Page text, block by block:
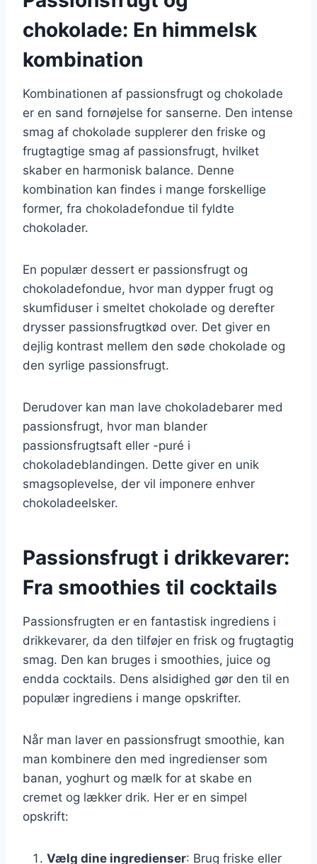
chokolade: En himmelsk
kombination
Kombinationen af passionsfrugt og chokolade
er en sand fornøjelse for sanserne. Den intense
smag af chokolade supplerer den friske og
frugtagtige smag af passionsfrugt, hvilket
skaber en harmonisk balance. Denne
kombination kan findes i mange forskellige
former, fra chokoladefondue til fyldte
chokolader.
En populær dessert er passionsfrugt og
chokoladefondue, hvor man dypper frugt og
skumfiduser i smeltet chokolade og derefter
drysser passionsfrugtkød over. Det giver en
dejlig kontrast mellem den søde chokolade og
den syrlige passionsfrugt.
Derudover kan man lave chokoladebarer med
passionsfrugt, hvor man blander
passionsfrugtsaft eller -puré i
chokoladeblandingen. Dette giver en unik
smagsoplevelse, der vil imponere enhver
chokoladeelsker.
Passionsfrugt i drikkevarer:
Fra smoothies til cocktails
Passionsfrugten er en fantastisk ingrediens i
drikkevarer, da den tilføjer en frisk og frugtagtig
smag. Den kan bruges i smoothies, juice og
endda cocktails. Dens alsidighed gør den til en
populær ingrediens i mange opskrifter.
Når man laver en passionsfrugt smoothie, kan
man kombinere den med ingredienser som
banan, yoghurt og mælk for at skabe en
cremet og lækker drik. Her er en simpel
opskrift:
Vælg dine ingredienser: Brug friske eller